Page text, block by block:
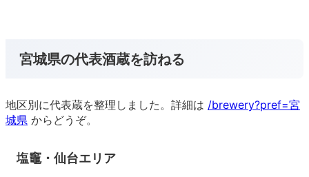
宮城県の代表酒蔵を訪ねる
地区別に代表蔵を整理しました。詳細は /brewery?pref=宮
城県 からどうぞ。
塩竈・仙台エリア